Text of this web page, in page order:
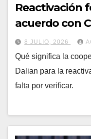
Reactivación
acuerdo con
8 JULIO, 2026
Qué significa la
Dalian para la
falta por verificar.